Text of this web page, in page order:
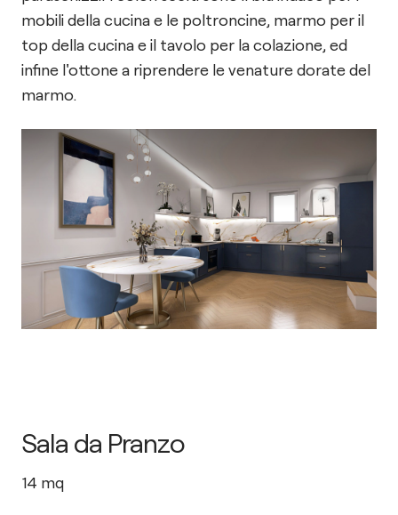
mobili della cucina e le poltroncine, marmo per il
top della cucina e il tavolo per la colazione, ed
infine l'ottone a riprendere le venature dorate del
marmo.
Sala da Pranzo
14 mq